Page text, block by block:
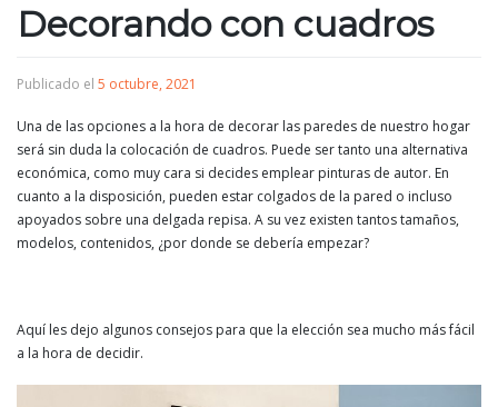
Decorando con cuadros
Publicado el 5 octubre, 2021
Una de las opciones a la hora de decorar las paredes de nuestro hogar
será sin duda la colocación de cuadros. Puede ser tanto una alternativa
económica, como muy cara si decides emplear pinturas de autor. En
cuanto a la disposición, pueden estar colgados de la pared o incluso
apoyados sobre una delgada repisa. A su vez existen tantos tamaños,
modelos, contenidos, ¿por donde se debería empezar?
Aquí les dejo algunos consejos para que la elección sea mucho más fácil
a la hora de decidir.